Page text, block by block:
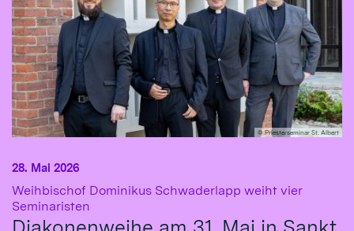
© Priesterseminar St. Albert
Weihbischof Dominikus Schwaderlapp weiht vier
Seminaristen
28. Mai 2026